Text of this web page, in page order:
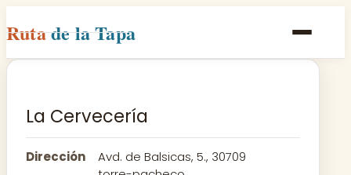
Rutade la Tapa
Inicio
Rutas
La Cervecería
Dirección
Avd. de Balsicas, 5., 30709